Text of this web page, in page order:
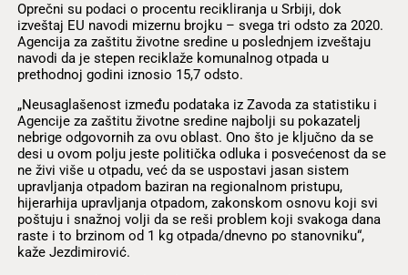
Oprečni su podaci o procentu recikliranja u Srbiji, dok
izveštaj EU navodi mizernu brojku – svega tri odsto za 2020.
Agencija za zaštitu životne sredine u poslednjem izveštaju
navodi da je stepen reciklaže komunalnog otpada u
prethodnoj godini iznosio 15,7 odsto.
„Neusaglašenost između podataka iz Zavoda za statistiku i
Agencije za zaštitu životne sredine najbolji su pokazatelj
nebrige odgovornih za ovu oblast. Ono što je ključno da se
desi u ovom polju jeste politička odluka i posvećenost da se
ne živi više u otpadu, već da se uspostavi jasan sistem
upravljanja otpadom baziran na regionalnom pristupu,
hijerarhija upravljanja otpadom, zakonskom osnovu koji svi
poštuju i snažnoj volji da se reši problem koji svakoga dana
raste i to brzinom od 1 kg otpada/dnevno po stanovniku“,
kaže Jezdimirović.